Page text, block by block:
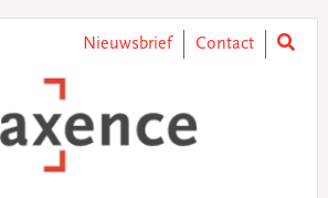
Nieuwsbrief Contact